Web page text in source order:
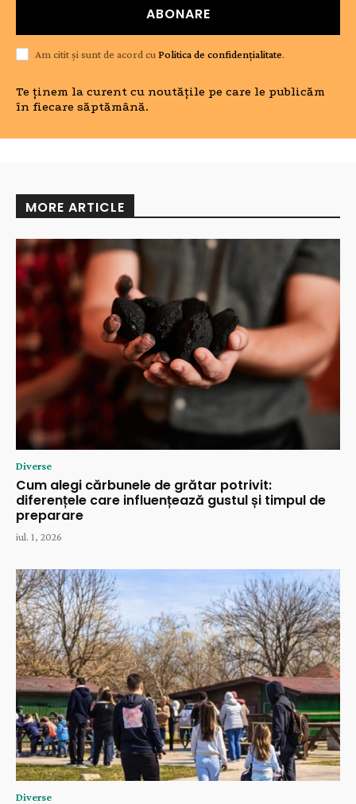
ABONARE
Am citit și sunt de acord cu Politica de confidențialitate.
Te ținem la curent cu noutățile pe care le publicăm
în fiecare săptămână.
MORE ARTICLE
Diverse
Cum alegi cărbunele de grătar potrivit:
diferențele care influențează gustul și timpul de
preparare
iul. 1, 2026
Diverse